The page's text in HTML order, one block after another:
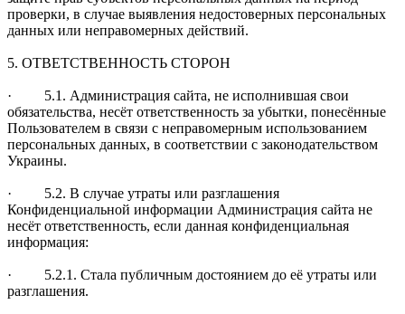
проверки, в случае выявления недостоверных персональных
данных или неправомерных действий.
5. ОТВЕТСТВЕННОСТЬ СТОРОН
· 5.1. Администрация сайта, не исполнившая свои
обязательства, несёт ответственность за убытки, понесённые
Пользователем в связи с неправомерным использованием
персональных данных, в соответствии с законодательством
Украины.
· 5.2. В случае утраты или разглашения
Конфиденциальной информации Администрация сайта не
несёт ответственность, если данная конфиденциальная
информация:
· 5.2.1. Стала публичным достоянием до её утраты или
разглашения.